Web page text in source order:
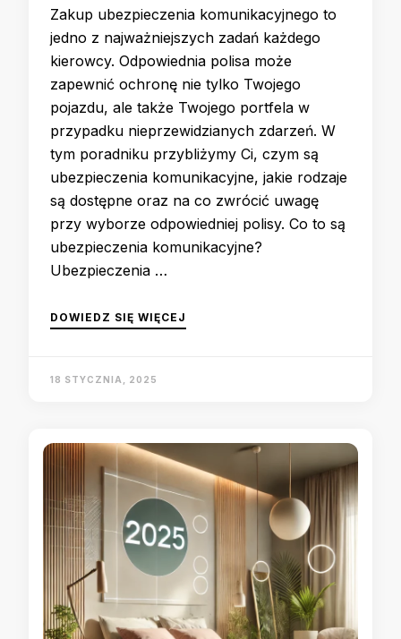
Zakup ubezpieczenia komunikacyjnego to
jedno z najważniejszych zadań każdego
kierowcy. Odpowiednia polisa może
zapewnić ochronę nie tylko Twojego
pojazdu, ale także Twojego portfela w
przypadku nieprzewidzianych zdarzeń. W
tym poradniku przybliżymy Ci, czym są
ubezpieczenia komunikacyjne, jakie rodzaje
są dostępne oraz na co zwrócić uwagę
przy wyborze odpowiedniej polisy. Co to są
ubezpieczenia komunikacyjne?
Ubezpieczenia …
DOWIEDZ SIĘ WIĘCEJ
18 STYCZNIA, 2025